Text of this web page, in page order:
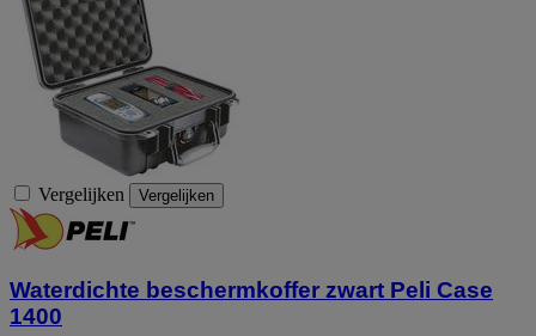
Vergelijken Vergelijken
Waterdichte beschermkoffer zwart Peli Case
1400